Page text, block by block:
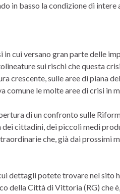
in basso la condizione di intere
cui versano gran parte delle
sui rischi che questa
crescente, sulle aree di piana
le molte aree di crisi in
di un confronto sulle
cittadini, dei piccoli medi
che, già dai prossimi
dettagli potete trovare nel
della Città di Vittoria (RG) che